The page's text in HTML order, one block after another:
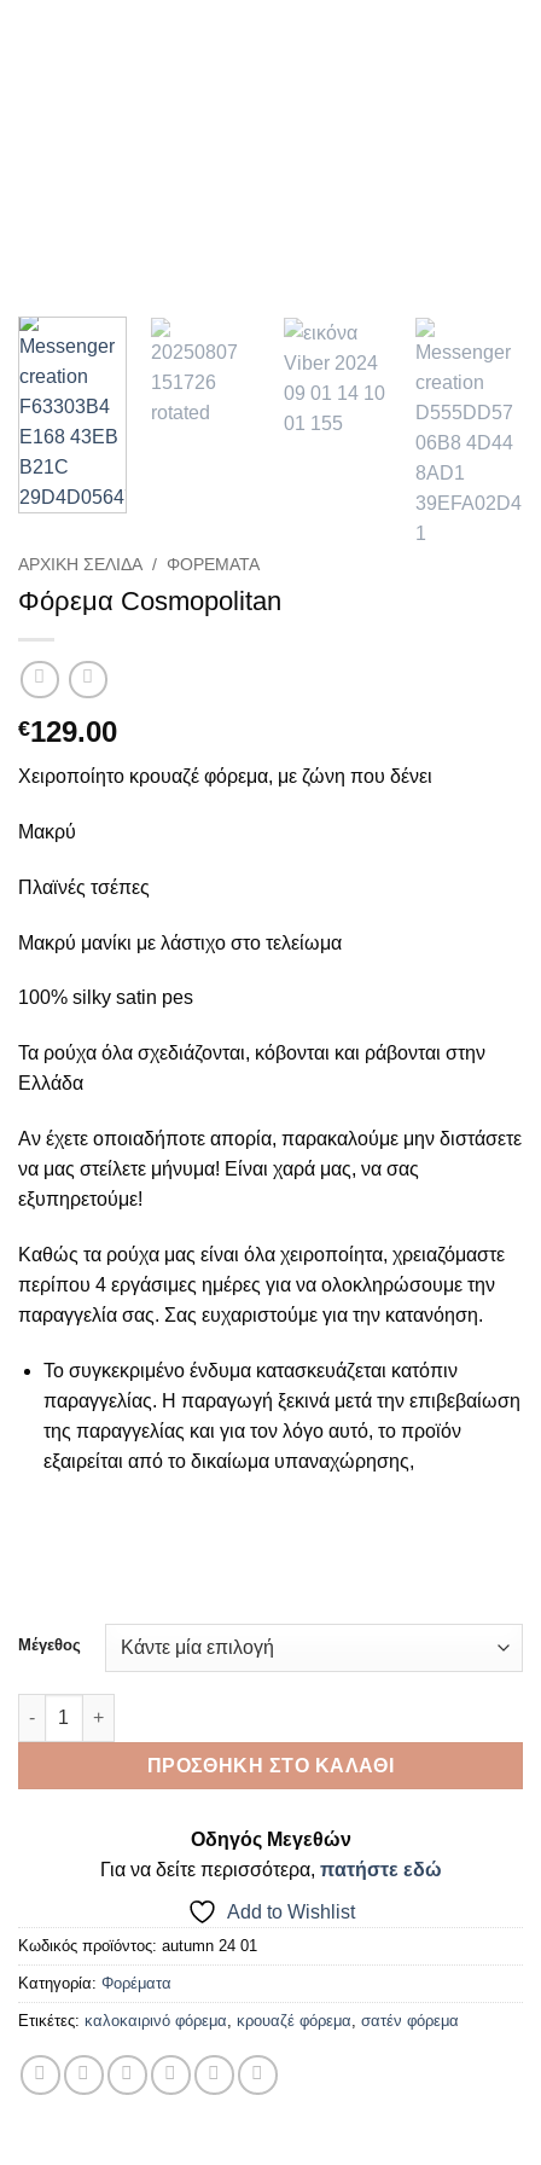
ΑΡΧΙΚΉ ΣΕΛΊΔΑ / ΦΟΡΈΜΑΤΑ
Φόρεμα Cosmopolitan
€129.00
Χειροποίητο κρουαζέ φόρεμα, με ζώνη που δένει
Μακρύ
Πλαϊνές τσέπες
Μακρύ μανίκι με λάστιχο στο τελείωμα
100% silky satin pes
Τα ρούχα όλα σχεδιάζονται, κόβονται και ράβονται στην
Ελλάδα
Αν έχετε οποιαδήποτε απορία, παρακαλούμε μην διστάσετε
να μας στείλετε μήνυμα! Είναι χαρά μας, να σας
εξυπηρετούμε!
Καθώς τα ρούχα μας είναι όλα χειροποίητα, χρειαζόμαστε
περίπου 4 εργάσιμες ημέρες για να ολοκληρώσουμε την
παραγγελία σας. Σας ευχαριστούμε για την κατανόηση.
Το συγκεκριμένο ένδυμα κατασκευάζεται κατόπιν
παραγγελίας. Η παραγωγή ξεκινά μετά την επιβεβαίωση
της παραγγελίας και για τον λόγο αυτό, το προϊόν
εξαιρείται από το δικαίωμα υπαναχώρησης,
Μέγεθος
Φόρεμα Cosmopolitan ποσότητα
ΠΡΟΣΘΉΚΗ ΣΤΟ ΚΑΛΆΘΙ
Οδηγός Μεγεθών
Για να δείτε περισσότερα, πατήστε εδώ
Add to Wishlist
Κωδικός προϊόντος: autumn 24 01
Κατηγορία: Φορέματα
Ετικέτες: καλοκαιρινό φόρεμα κρουαζέ φόρεμα σατέν φόρεμα